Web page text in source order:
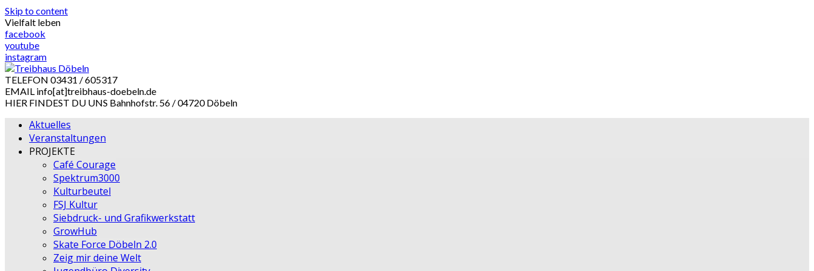
Skip to content
Vielfalt leben
facebook
youtube
instagram
TELEFON 03431 / 605317
EMAIL info[at]treibhaus-doebeln.de
HIER FINDEST DU UNS Bahnhofstr. 56 / 04720 Döbeln
Aktuelles
Veranstaltungen
PROJEKTE
Café Courage
Spektrum3000
Kulturbeutel
FSJ Kultur
Siebdruck- und Grafikwerkstatt
GrowHub
Skate Force Döbeln 2.0
Zeig mir deine Welt